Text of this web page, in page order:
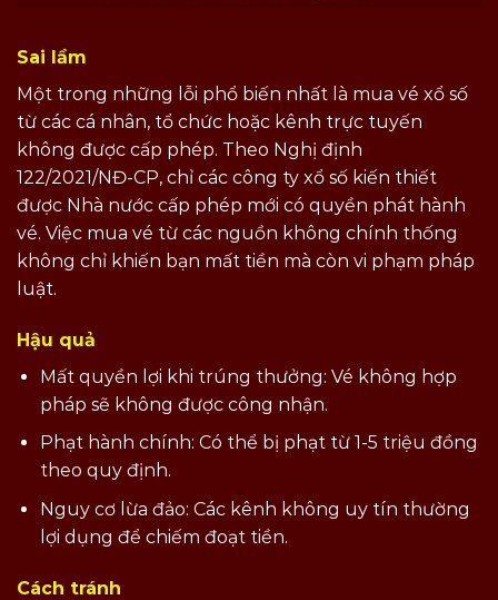
Sai lầm
Một trong những lỗi phổ biến nhất là mua vé xổ số
từ các cá nhân, tổ chức hoặc kênh trực tuyến
không được cấp phép. Theo Nghị định
122/2021/NĐ-CP, chỉ các công ty xổ số kiến thiết
được Nhà nước cấp phép mới có quyền phát hành
vé. Việc mua vé từ các nguồn không chính thống
không chỉ khiến bạn mất tiền mà còn vi phạm pháp
luật.
Hậu quả
Mất quyền lợi khi trúng thưởng: Vé không hợp
pháp sẽ không được công nhận.
Phạt hành chính: Có thể bị phạt từ 1-5 triệu đồng
theo quy định.
Nguy cơ lừa đảo: Các kênh không uy tín thường
lợi dụng để chiếm đoạt tiền.
Cách tránh